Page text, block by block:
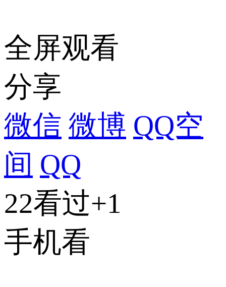
全屏观看
分享
微信 微博 QQ空
间 QQ
22看过+1
手机看